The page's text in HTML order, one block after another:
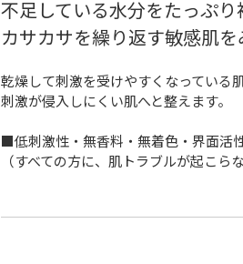
不足している水分をたっぷり
カサカサを繰り返す敏感肌
乾燥して刺激を受けやすくなっている
刺激が侵入しにくい肌へと整えます。
■低刺激性・無香料・無着色・界面活
（すべての方に、肌トラブルが起こ